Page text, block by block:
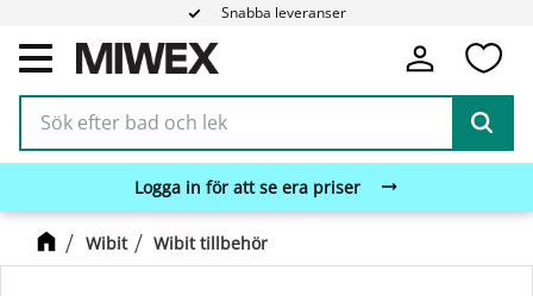
Meny
Snabba leveranser
Logga in för att se era priser
Wibit Wibit tillbehör